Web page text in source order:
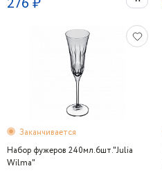
Заканчивается
Набор фужеров 240мл.6шт."Julia
Wilma"